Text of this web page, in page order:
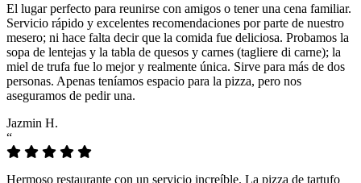
El lugar perfecto para reunirse con amigos o tener una cena familiar.
Servicio rápido y excelentes recomendaciones por parte de nuestro
mesero; ni hace falta decir que la comida fue deliciosa. Probamos la
sopa de lentejas y la tabla de quesos y carnes (tagliere di carne); la
miel de trufa fue lo mejor y realmente única. Sirve para más de dos
personas. Apenas teníamos espacio para la pizza, pero nos
aseguramos de pedir una.
Jazmin H.
“
Hermoso restaurante con un servicio increíble. La pizza de tartufo